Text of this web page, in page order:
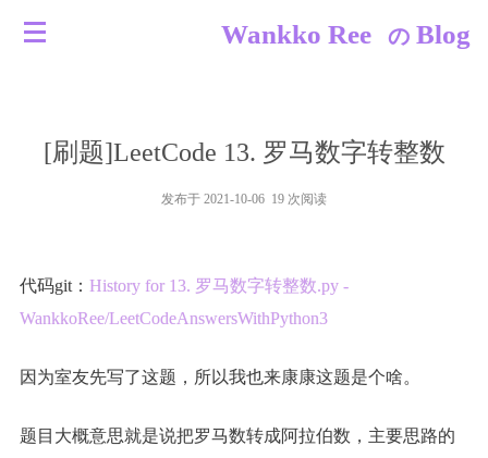
Wankko Ree の Blog
[刷题]LeetCode 13. 罗马数字转整数
发布于 2021-10-06 19 次阅读
代码git： History for 13. 罗马数字转整数.py -
WankkoRee/LeetCodeAnswersWithPython3
因为室友先写了这题，所以我也来康康这题是个啥。
题目大概意思就是说把罗马数转成阿拉伯数，主要思路的